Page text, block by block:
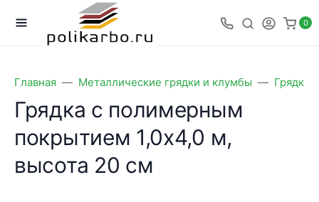
0
Главная Металлические грядки и клумбы Грядки
Грядка с полимерным
покрытием 1,0х4,0 м,
высота 20 см